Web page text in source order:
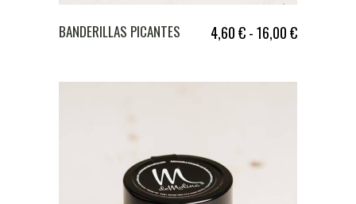
BANDERILLAS PICANTES 4,60€-16,00€